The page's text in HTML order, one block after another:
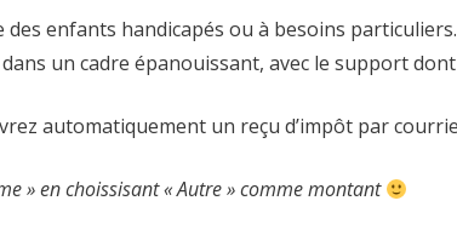
enfants handicapés ou à besoins
dans un cadre épanouissant, avec le support
automatiquement un reçu d’impôt par
» en choissisant « Autre » comme montant